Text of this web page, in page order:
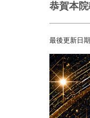
恭賀本
最後更新日